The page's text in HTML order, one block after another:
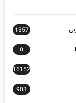
1357
0
16152
903